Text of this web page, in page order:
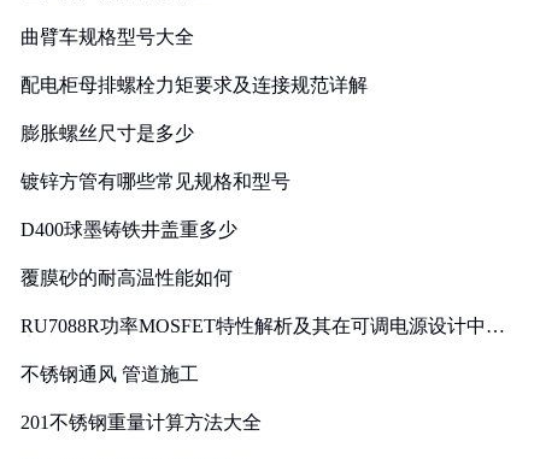
曲臂车规格型号大全
配电柜母排螺栓力矩要求及连接规范详解
膨胀螺丝尺寸是多少
镀锌方管有哪些常见规格和型号
D400球墨铸铁井盖重多少
覆膜砂的耐高温性能如何
RU7088R功率MOSFET特性解析及其在可调电源设计中的
不锈钢通风 管道施工
201不锈钢重量计算方法大全